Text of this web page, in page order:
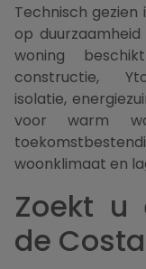
Technisch
op
woning
constructie,
isolatie,
voor warm
woonklimaat en
Zoekt u
de